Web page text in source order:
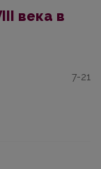
века в
7-21